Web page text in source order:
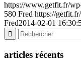
https://www.getfit.fr/
580 Fred https://
Fred2014-02-01
articles récents